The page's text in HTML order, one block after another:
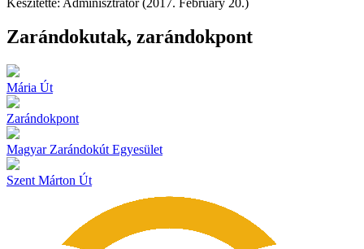
Zarándokutak, zarándokpont
Mária Út
Zarándokpont
Magyar Zarándokút Egyesület
Szent Márton Út